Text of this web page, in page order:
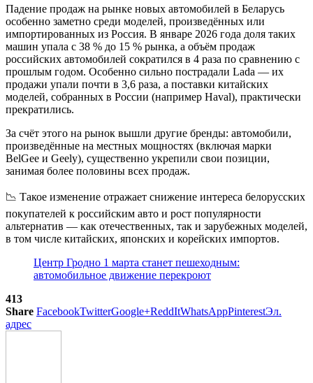
Падение продаж на рынке новых автомобилей в Беларусь
особенно заметно среди моделей, произведённых или
импортированных из Россия. В январе 2026 года доля таких
машин упала с 38 % до 15 % рынка, а объём продаж
российских автомобилей сократился в 4 раза по сравнению с
прошлым годом. Особенно сильно пострадали Lada — их
продажи упали почти в 3,6 раза, а поставки китайских
моделей, собранных в России (например Haval), практически
прекратились.
За счёт этого на рынок вышли другие бренды: автомобили,
произведённые на местных мощностях (включая марки
BelGee и Geely), существенно укрепили свои позиции,
занимая более половины всех продаж.
📉 Такое изменение отражает снижение интереса белорусских
покупателей к российским авто и рост популярности
альтернатив — как отечественных, так и зарубежных моделей,
в том числе китайских, японских и корейских импортов.
Центр Гродно 1 марта станет пешеходным:
автомобильное движение перекроют
413
Share FacebookTwitterGoogle+ReddItWhatsAppPinterestЭл.
адрес